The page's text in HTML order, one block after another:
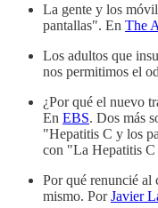
La gente y los
pantallas". En The
Los adultos que
nos permitimos el
¿Por qué el nuevo
En EBS. Dos más
"Hepatitis C y los
con "La Hepatitis
Por qué renuncié al
mismo. PorJavier